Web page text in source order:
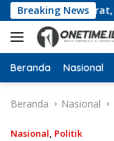
Langsung
ke
konten
Breaking News
Barat,
Beranda Nasional
Beranda Nasional
Nasional, Politik